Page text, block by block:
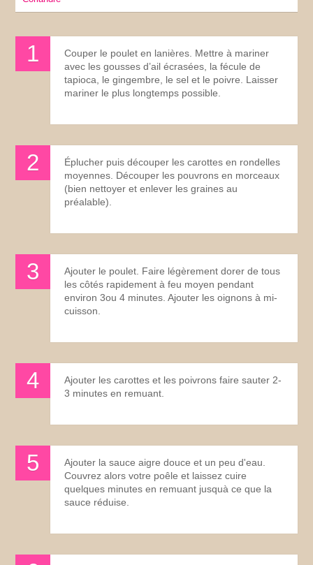
Couper le poulet en lanières. Mettre à mariner
avec les gousses d’ail écrasées, la fécule de
tapioca, le gingembre, le sel et le poivre. Laisser
mariner le plus longtemps possible.
Éplucher puis découper les carottes en rondelles
moyennes. Découper les pouvrons en morceaux
(bien nettoyer et enlever les graines au
préalable).
Ajouter le poulet. Faire légèrement dorer de tous
les côtés rapidement à feu moyen pendant
environ 3ou 4 minutes. Ajouter les oignons à mi-
cuisson.
Ajouter les carottes et les poivrons faire sauter 2-
3 minutes en remuant.
Ajouter la sauce aigre douce et un peu d'eau.
Couvrez alors votre poêle et laissez cuire
quelques minutes en remuant jusquà ce que la
sauce réduise.